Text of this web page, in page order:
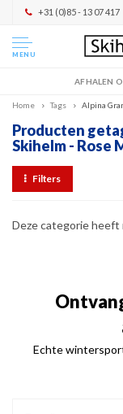
+31 (0)85 - 13 07 417
MENU
AFHALEN
Home Tags Alpina
Producten
Skihelm - Rose
Filters
Deze categorie
Echte